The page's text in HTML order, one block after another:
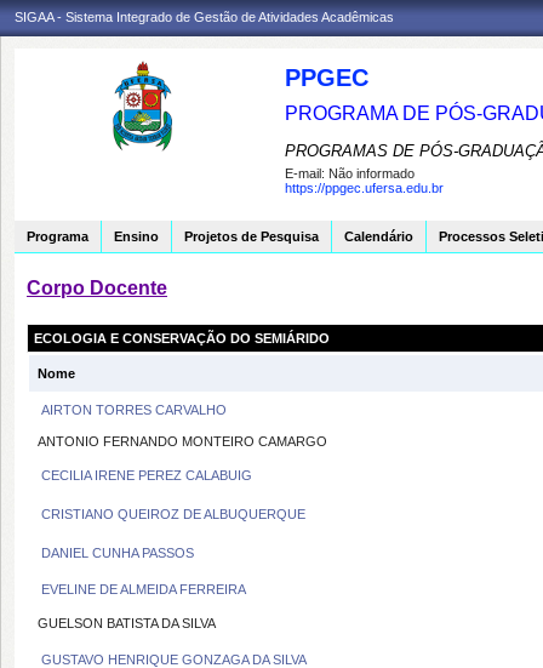
SIGAA - Sistema Integrado de Gestão de Atividades Acadêmicas
PPGEC
PROGRAMA DE PÓS-
PROGRAMAS DE PÓS-
E-mail: Não informado
https://ppgec.ufersa.edu.br
Programa Ensino Projetos de Pesquisa Calendário Processos
Corpo Docente
ECOLOGIA E CONSERVAÇÃO DO SEMIÁRIDO
Nome
AIRTON TORRES CARVALHO
ANTONIO FERNANDO MONTEIRO CAMARGO
CECILIA IRENE PEREZ CALABUIG
CRISTIANO QUEIROZ DE ALBUQUERQUE
DANIEL CUNHA PASSOS
EVELINE DE ALMEIDA FERREIRA
GUELSON BATISTA DA SILVA
GUSTAVO HENRIQUE GONZAGA DA SILVA